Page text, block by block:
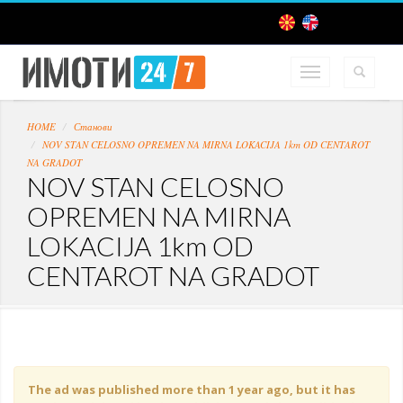
HOME
Станови
NOV STAN CELOSNO OPREMEN NA MIRNA LOKACIJA 1km OD CENTAROT
NA GRADOT
NOV STAN CELOSNO
OPREMEN NA MIRNA
LOKACIJA 1km OD
CENTAROT NA GRADOT
The ad was published more than 1 year ago, but it has